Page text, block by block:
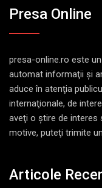
Presa Online
presa-online.ro este
automat informaţii şi
aduce în atenţia
internaţionale, de
aveţi o ştire de interes
motive, puteţi trimite
Articole